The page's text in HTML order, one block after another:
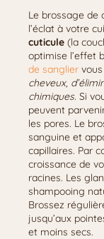
Le brossage de
l’éclat à votre
cuticule (la
optimise l’effet
de sanglier
cheveux,
chimiques. Si
peuvent
les pores. Le
sanguine et
capillaires. Par
croissance de
racines. Les
shampooing
Brossez
jusqu’aux
et moins secs.